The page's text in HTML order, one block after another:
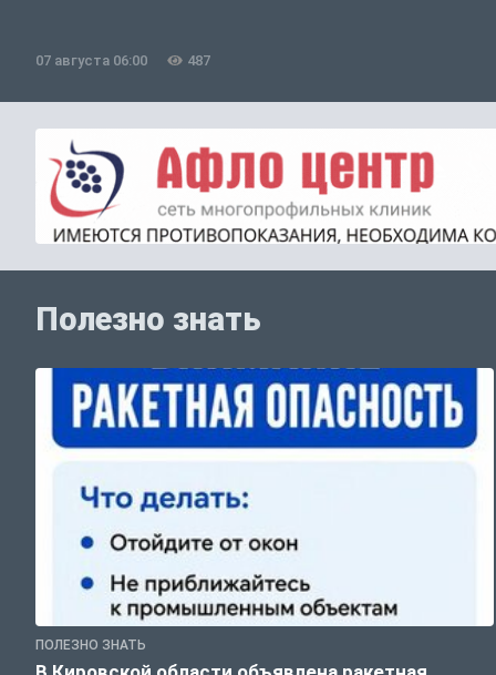
07 августа 06:00 487
Полезно знать
ПОЛЕЗНО ЗНАТЬ